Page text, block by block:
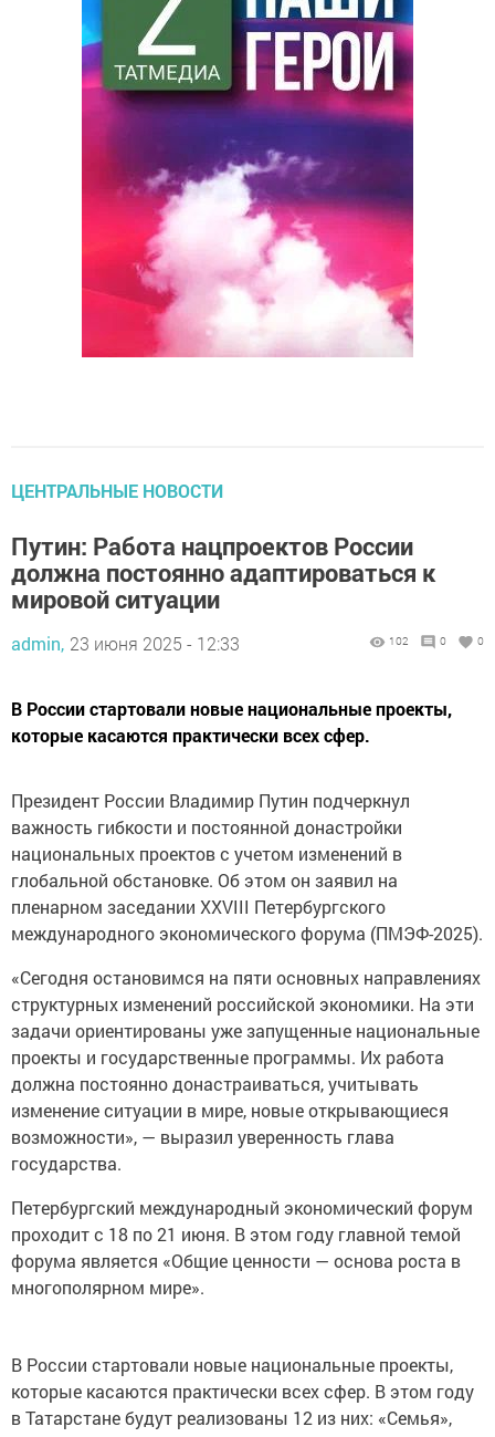
ЦЕНТРАЛЬНЫЕ НОВОСТИ
Путин: Работа нацпроектов России
должна постоянно адаптироваться к
мировой ситуации
admin, 23 июня 2025 - 12:33 102 0 0
В России стартовали новые национальные проекты,
которые касаются практически всех сфер.
Президент России Владимир Путин подчеркнул
важность гибкости и постоянной донастройки
национальных проектов с учетом изменений в
глобальной обстановке. Об этом он заявил на
пленарном заседании XXVIII Петербургского
международного экономического форума (ПМЭФ-2025).
«Сегодня остановимся на пяти основных направлениях
структурных изменений российской экономики. На эти
задачи ориентированы уже запущенные национальные
проекты и государственные программы. Их работа
должна постоянно донастраиваться, учитывать
изменение ситуации в мире, новые открывающиеся
возможности», — выразил уверенность глава
государства.
Петербургский международный экономический форум
проходит с 18 по 21 июня. В этом году главной темой
форума является «Общие ценности — основа роста в
многополярном мире».
В России стартовали новые национальные проекты,
которые касаются практически всех сфер. В этом году
в Татарстане будут реализованы 12 из них: «Семья»,